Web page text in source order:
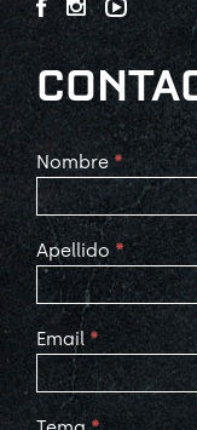
Contact
Us
Nombre *
Apellido *
Email *